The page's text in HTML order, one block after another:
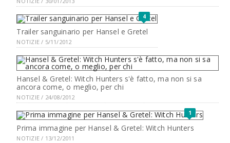
4
Trailer sanguinario per Hansel e Gretel
NOTIZIE / 5/11/2012
Hansel & Gretel: Witch Hunters s'è fatto, ma non si sa
ancora come, o meglio, per chi
NOTIZIE / 24/08/2012
1
Prima immagine per Hansel & Gretel: Witch Hunters
NOTIZIE / 13/12/2011